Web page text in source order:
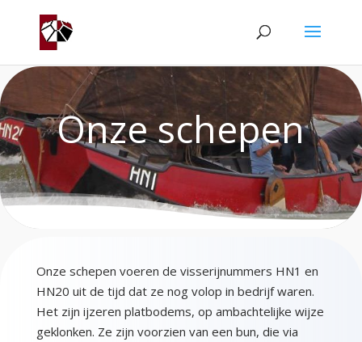
Onze schepen
Onze schepen voeren de visserijnummers HN1 en
HN20 uit de tijd dat ze nog volop in bedrijf waren.
Het zijn ijzeren platbodems, op ambachtelijke wijze
geklonken. Ze zijn voorzien van een bun, die via